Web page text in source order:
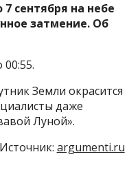
сентября на небе
затмение. Об
00:55.
Земли окрасится
даже
Луной».
Источник: argumenti.ru